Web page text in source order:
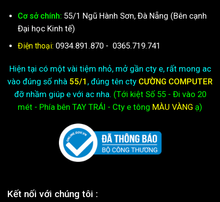
Cơ sở chính: 55/1 Ngũ Hành Sơn, Đà Nẵng (Bên cạnh
Đại học Kinh tế)
Điện thoại: 0934.891.870 - 0365.719.741
Hiện tại có một vài tiệm nhỏ, mở gần cty e, rất mong ac
vào đúng số nhà 55/1 , đúng tên cty CƯỜNG COMPUTER
đỡ nhầm giúp e với ac nha. (Tới kiệtSố 55 - Đi vào 20
mét - Phía bên TAY TRÁI - Cty e tông MÀU VÀNG ạ)
Kết nối với chúng tôi :